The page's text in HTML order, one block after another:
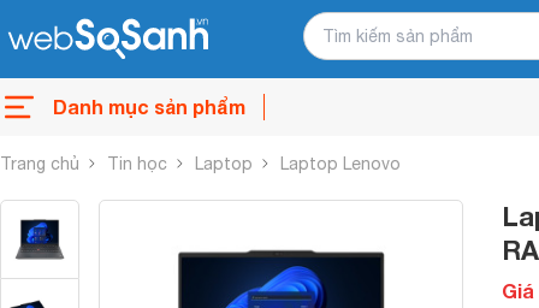
Danh mục sản phẩm
Trang chủ Tin học Laptop Laptop Lenovo
Giá